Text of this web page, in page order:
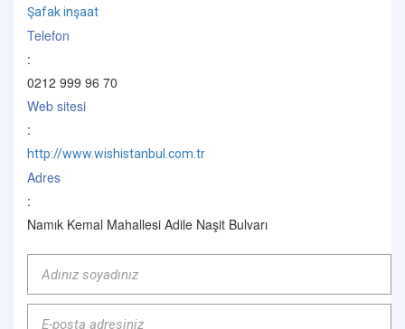
Şafak inşaat
Telefon
:
0212 999 96 70
Web sitesi
:
http://www.wishistanbul.com.tr
Adres
:
Namık Kemal Mahallesi Adile Naşit Bulvarı